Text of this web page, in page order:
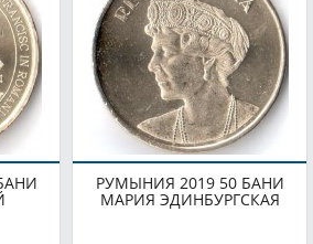
РУМЫНИЯ 2019 50 БАНИ
МАРИЯ ЭДИНБУРГСКАЯ